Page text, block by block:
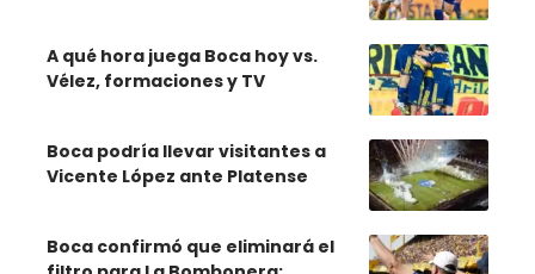
A qué hora juega Boca hoy vs.
Vélez, formaciones y TV
Boca podría llevar visitantes a
Vicente López ante Platense
Boca confirmó que eliminará el